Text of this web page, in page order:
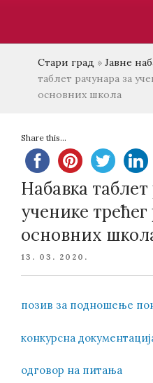
Стари град » Јавне
таблет рачунара за
основних школа
Share this...
Набавка
ученике трећег
основних
POSTED
13. 03. 2020.
позив за подношење
конкурсна
одговор на питања